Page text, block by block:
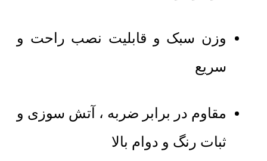
وزن سبک و قابلیت نصب راحت و
سریع
مقاوم در برابر ضربه ، آتش سوزی و
ثبات رنگ و دوام بالا